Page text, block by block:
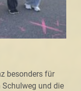
besonders für
und die